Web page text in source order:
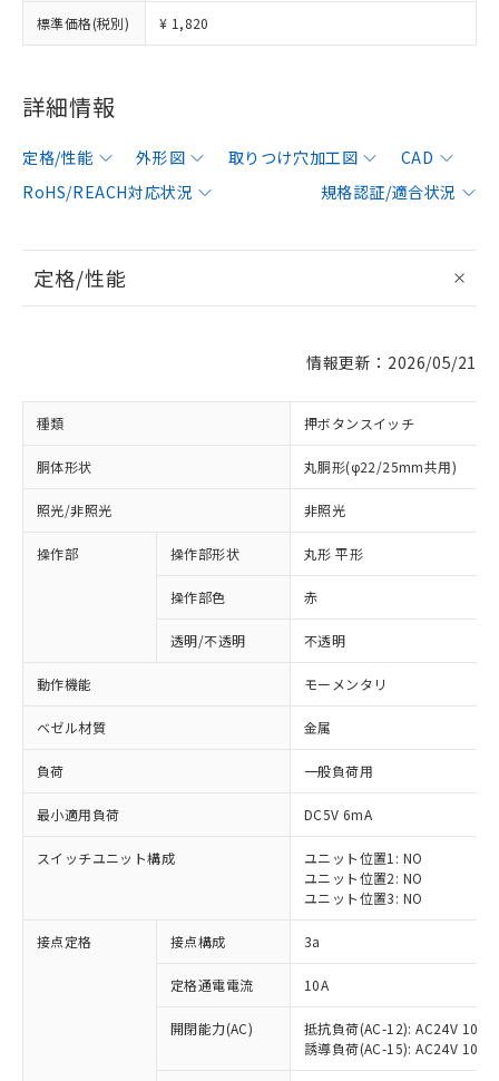
標準価格(税別) ¥ 1,820
詳細情報
定格/性能 外形図 取りつけ穴加工図
CAD
RoHS/REACH対応状況
規格認証/適合状況
定格/性能
情報更新：2026/05/21
種類 押ボタンスイッチ
胴体形状 丸胴形(φ22/25mm共用)
照光/非照光 非照光
操作部 操作部形状 丸形 平形
操作部色 赤
透明/不透明 不透明
動作機能 モーメンタリ
ベゼル材質 金属
負荷 一般負荷用
最小適用負荷 DC5V 6mA
スイッチユニット構成
ユニット位置1: NO
ユニット位置2: NO
ユニット位置3: NO
接点定格 接点構成 3a
定格通電電流 10A
開閉能力(AC)
抵抗負荷(AC-12): AC24V 10A/
誘導負荷(AC-15): AC24V
※1 対応状況
対応済み：EU RoHS指令（10物質）の
非含有に対応した製品が提供可能な商品で
対応予定：EU RoHS指令（10物質）の非含